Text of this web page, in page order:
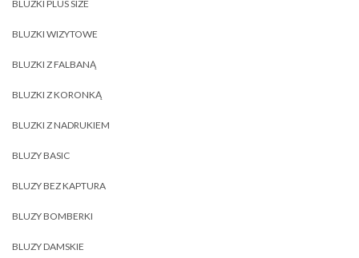
BLUZKI PLUS SIZE
BLUZKI WIZYTOWE
BLUZKI Z FALBANĄ
BLUZKI Z KORONKĄ
BLUZKI Z NADRUKIEM
BLUZY BASIC
BLUZY BEZ KAPTURA
BLUZY BOMBERKI
BLUZY DAMSKIE